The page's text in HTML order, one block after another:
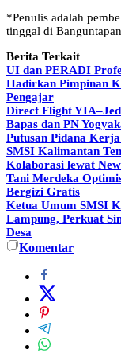
*Penulis adalah
tinggal di
Berita Terkait
UI dan PERADI
Hadirkan Pimpinan
Pengajar
Direct Flight
Bapas dan PN
Putusan Pidana
SMSI Kalimantan
Kolaborasi lewat
Tani Merdeka
Bergizi Gratis
Ketua Umum SMSI
Lampung, Perkuat
Desa
Komentar